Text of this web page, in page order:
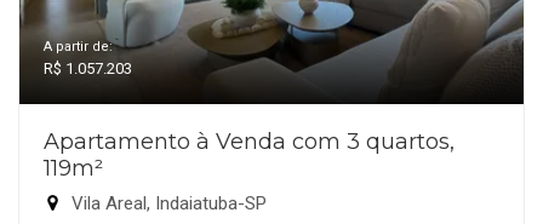
A partir de:
R$ 1.057.203
Apartamento à Venda com 3 quartos,
119m²
Vila Areal, Indaiatuba-SP